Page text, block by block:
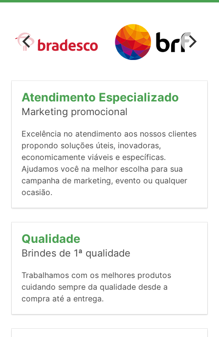
Atendimento Especializado
Marketing promocional
Excelência no atendimento aos nossos clientes
propondo soluções úteis, inovadoras,
economicamente viáveis e específicas.
Ajudamos você na melhor escolha para sua
campanha de marketing, evento ou qualquer
ocasião.
Qualidade
Brindes de 1ª qualidade
Trabalhamos com os melhores produtos
cuidando sempre da qualidade desde a
compra até a entrega.